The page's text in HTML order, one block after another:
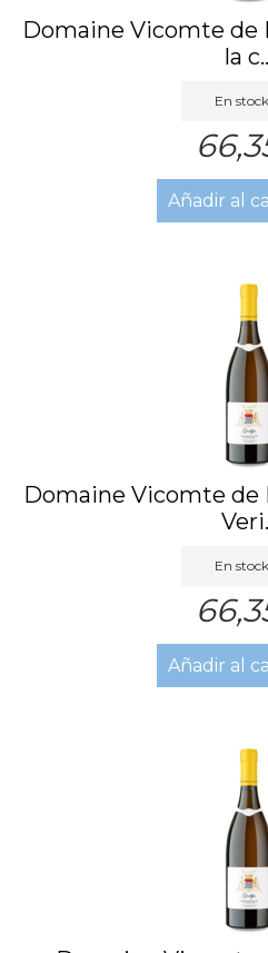
Domaine Vicomte de
la
En
Añadir al
Domaine Vicomte de
En
Añadir al